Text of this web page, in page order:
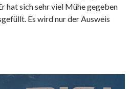
hat sich sehr viel Mühe gegeben
Es wird nur der Ausweis